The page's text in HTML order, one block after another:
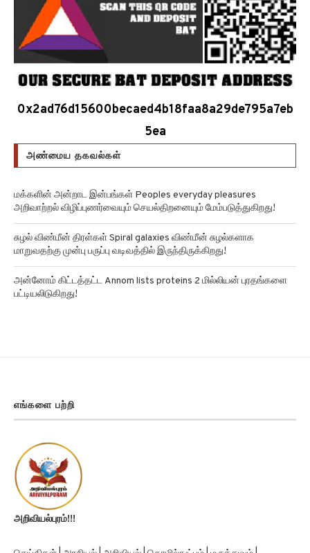
அண்மைய தகவல்கள்
அறிவாற்றல் விழிப்புணர்வையும் செயல்திறனையும் மேம்படுத்துகிறது!
சுழல் விண்மீன் திரள்கள் Spiral galaxies விண்மீன் சுழல்களாக
மாறுவதற்கு முன்பு பருப்பு வடிவத்தில் இருந்திருக்கிறது!
அன்னோம் கிட்டத்தட்ட Annom lists proteins 2 மில்லியன் புரதங்களை
பட்டியலிடுகிறது!
அறிவியல்புரம்!!!